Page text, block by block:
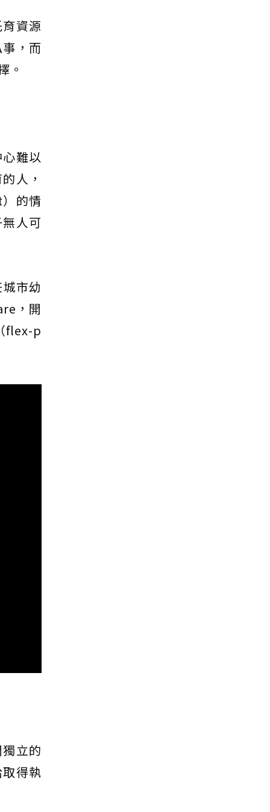
資源
，而
。
難以
人，
的情
人可
市幼
，開
flex-p
立的
得執